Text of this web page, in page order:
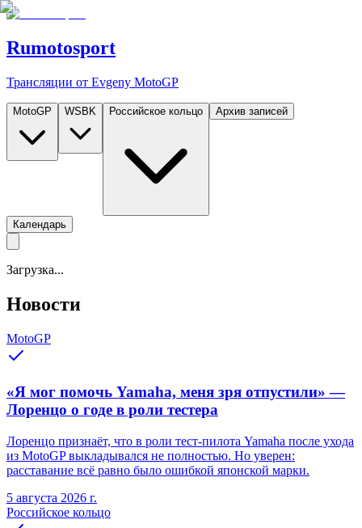
Rumotosport
Трансляции от Evgeny MotoGP
MotoGP WSBK Российское кольцо Архив записей
Календарь
Загрузка...
Новости
MotoGP
«Я мог помочь Yamaha, меня зря отпустили» —
Лоренцо о годе в роли тестера
Лоренцо признаёт, что в роли тест-пилота Yamaha после ухода
из MotoGP выкладывался не полностью. Но уверен:
расставание всё равно было ошибкой японской марки.
5 августа 2026 г.
Российское кольцо